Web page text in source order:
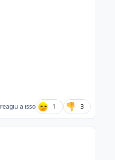
reagiu a isso 1 3